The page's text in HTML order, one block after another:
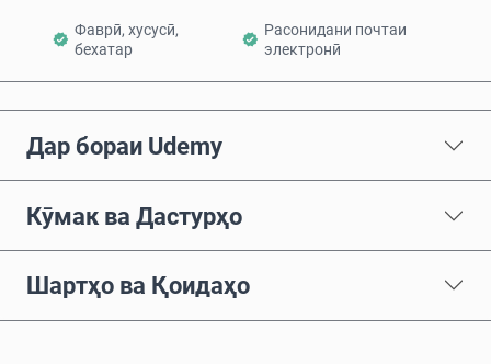
Фаврӣ, хусусӣ,
бехатар
Расонидани почтаи
электронӣ
Дар бораи Udemy
Кӯмак ва Дастурҳо
Шартҳо ва Қоидаҳо